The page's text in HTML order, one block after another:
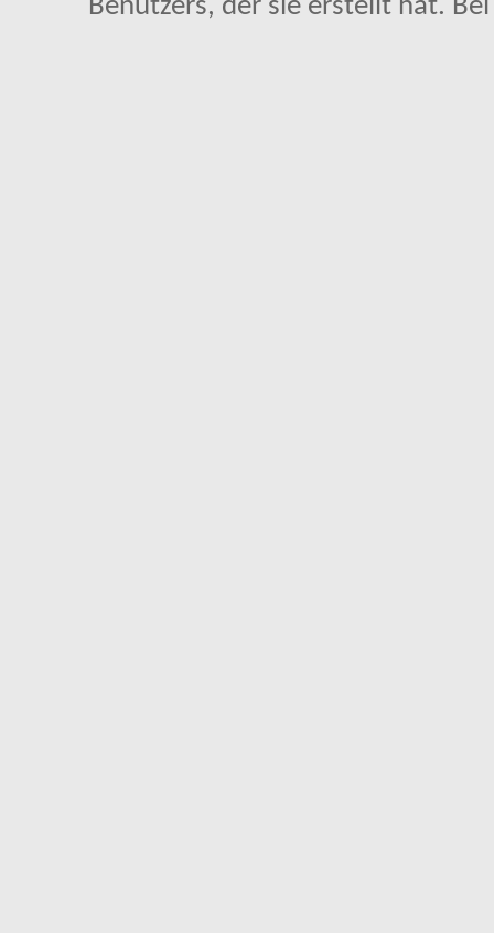
Benutzers, der sie erstellt hat.